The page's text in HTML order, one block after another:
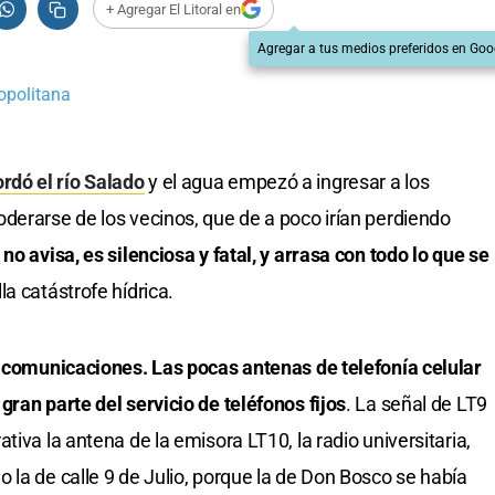
+ Agregar El Litoral en
Agregar a tus medios preferidos en
el río Saladoy el agua empezó a ingresar a los
de los vecinos, que de a poco irían perdiendo
avisa, es silenciosa y fatal, y arrasa con todo lo que se
catástrofe hídrica.
Las pocas antenas de telefonía celular
parte del servicio de teléfonos fijos. La señal de LT9
la antena de la emisora LT10, la radio universitaria,
de calle 9 de Julio, porque la de Don Bosco se había